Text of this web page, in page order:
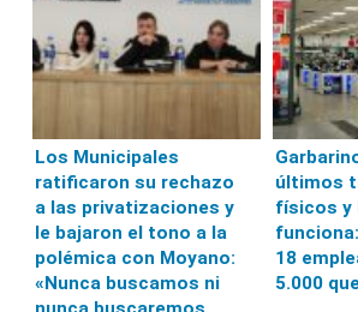
Los Municipales
ratificaron su rechazo
a las privatizaciones y
le bajaron el tono a la
polémica con Moyano:
«Nunca buscamos ni
últimos
físicos y
18
5.000